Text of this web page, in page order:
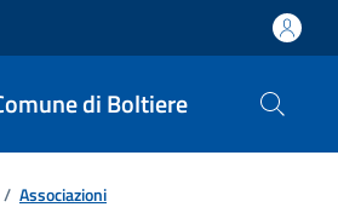
di Boltiere
/ Associazioni